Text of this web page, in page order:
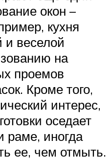
окон –
кухня
и веселой
на
проемов
Кроме того,
интерес,
оседает
раме, иногда
ее, чем отмыть.